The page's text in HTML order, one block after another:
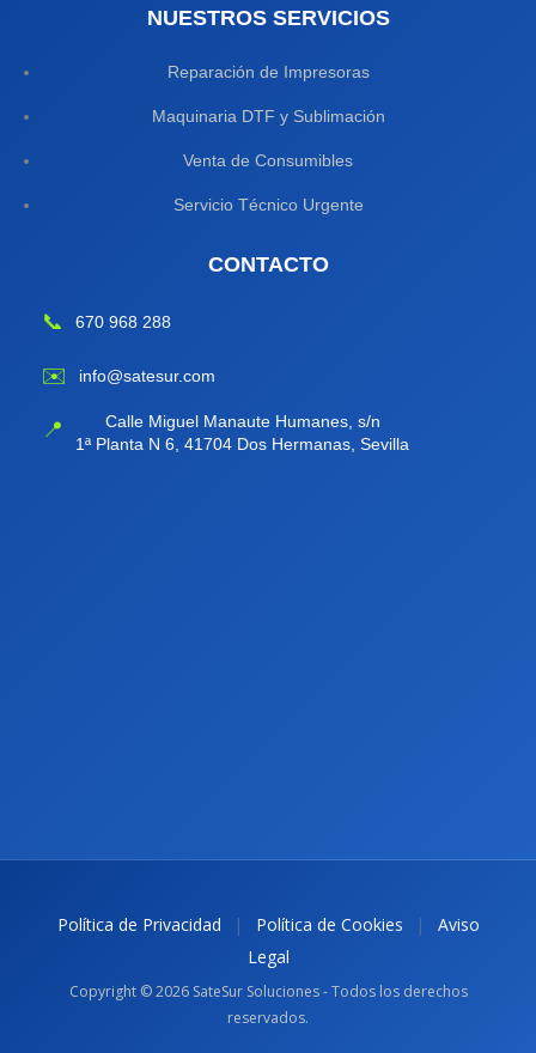
NUESTROS SERVICIOS
Reparación de Impresoras
Maquinaria DTF y Sublimación
Venta de Consumibles
Servicio Técnico Urgente
CONTACTO
📞 670 968 288
✉️ info@satesur.com
📍
Calle Miguel Manaute Humanes, s/n
1ª Planta N 6, 41704 Dos Hermanas, Sevilla
Política de Privacidad | Política de Cookies |
Aviso
Legal
Copyright © 2026 SateSur Soluciones - Todos los derechos
reservados.